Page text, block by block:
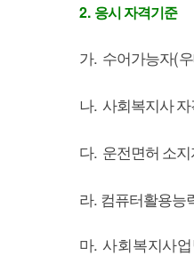
2. 응시 자격기준
가. 수어가능자(
나. 사회복지사
다. 운전면허 소
라. 컴퓨터활용능
마. 사회복지사